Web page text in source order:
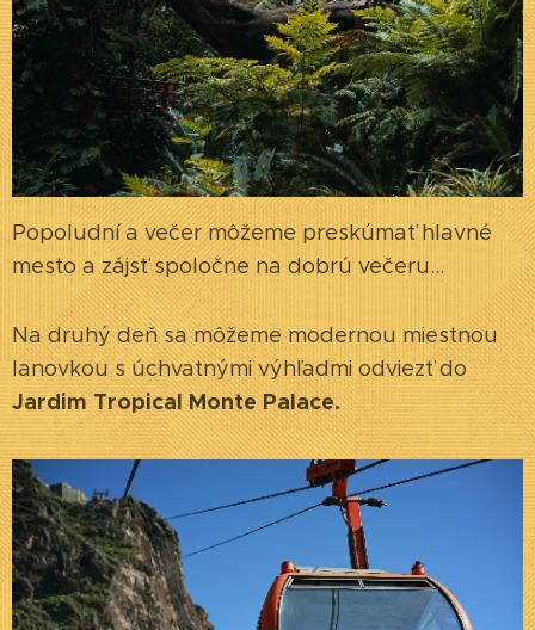
Popoludní a večer môžeme preskúmať hlavné
mesto a zájsť spoločne na dobrú večeru...
Na druhý deň sa môžeme modernou miestnou
lanovkou s úchvatnými výhľadmi odviezť do
Jardim Tropical Monte Palace.